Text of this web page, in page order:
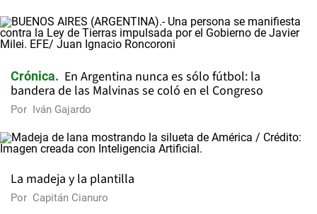
Crónica
En Argentina nunca es sólo fútbol: la
bandera de las Malvinas se coló en el Congreso
Por Iván Gajardo
La madeja y la plantilla
Por Capitán Cianuro